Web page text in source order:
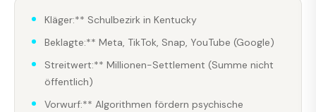
Kläger:** Schulbezirk in Kentucky
Beklagte:** Meta, TikTok, Snap, YouTube (Google)
Streitwert:** Millionen-Settlement (Summe nicht
öffentlich)
Vorwurf:** Algorithmen fördern psychische